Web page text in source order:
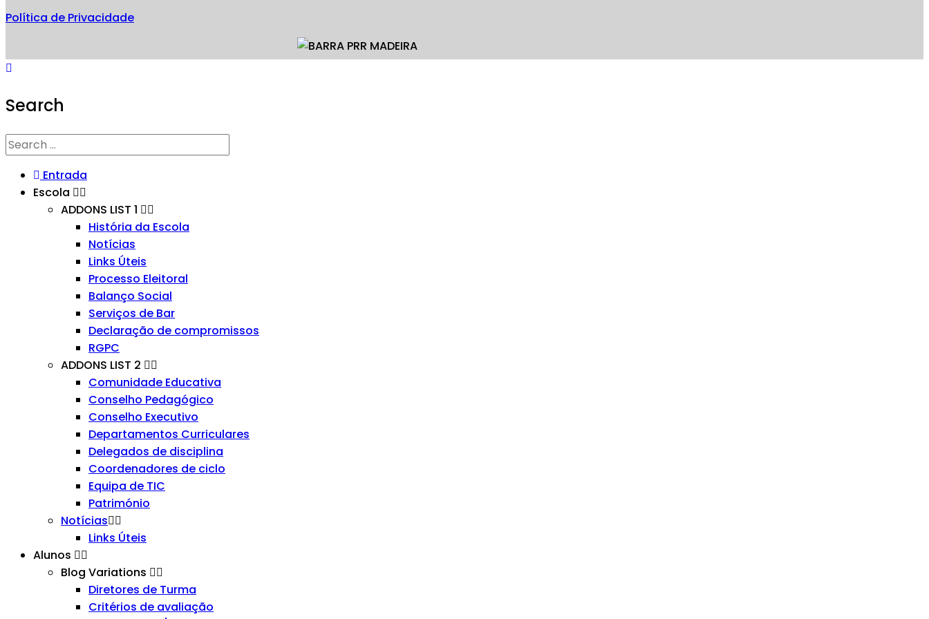
Política de Privacidade
Search
Entrada
Escola
ADDONS LIST 1
História da Escola
Notícias
Links Úteis
Processo Eleitoral
Balanço Social
Serviços de Bar
Declaração de compromissos
RGPC
ADDONS LIST 2
Comunidade Educativa
Conselho Pedagógico
Conselho Executivo
Departamentos Curriculares
Delegados de disciplina
Coordenadores de ciclo
Equipa de TIC
Património
Notícias
Links Úteis
Alunos
Blog Variations
Diretores de Turma
Critérios de avaliação